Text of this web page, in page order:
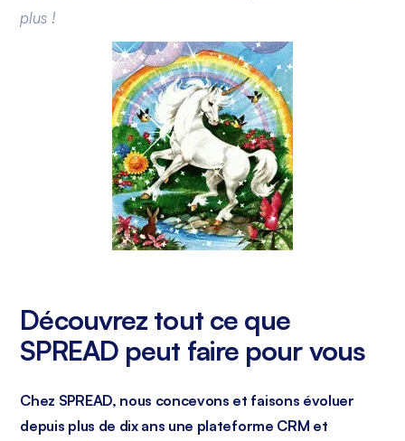
plus !
Découvrez tout ce que
SPREAD peut faire pour vous
Chez SPREAD, nous concevons et faisons évoluer
depuis plus de dix ans une plateforme CRM et